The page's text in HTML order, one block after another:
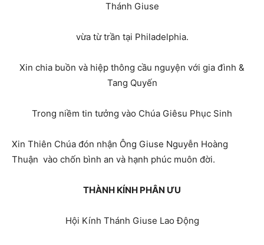
Thánh Giuse
vừa từ trần tại Philadelphia.
Xin chia buồn và hiệp thông cầu nguyện với gia đình &
Tang Quyến
Trong niềm tin tưởng vào Chúa Giêsu Phục Sinh
Xin Thiên Chúa đón nhận Ông Giuse Nguyễn Hoàng
Thuận vào chốn bình an và hạnh phúc muôn đời.
THÀNH KÍNH PHÂN ƯU
Hội Kính Thánh Giuse Lao Động